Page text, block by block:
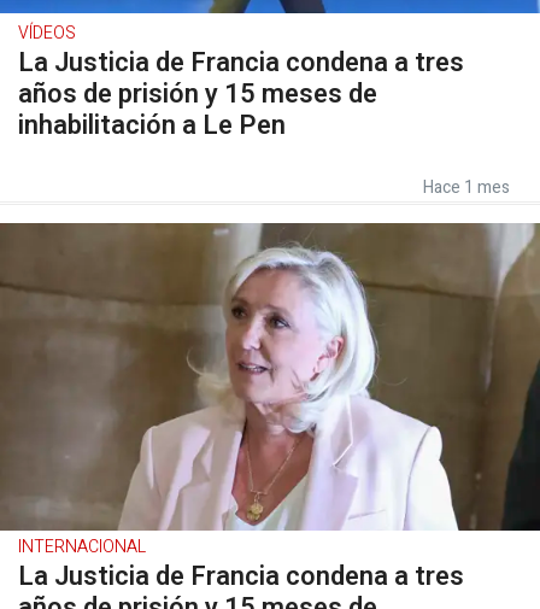
VÍDEOS
La Justicia de Francia condena a tres
años de prisión y 15 meses de
inhabilitación a Le Pen
Hace 1 mes
INTERNACIONAL
La Justicia de Francia condena a tres